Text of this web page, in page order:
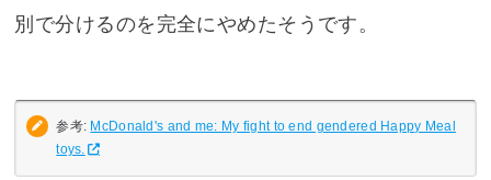
別で分けるのを完全にやめたそうです。
参考: McDonald's and me: My fight to end gendered Happy Meal
toys.